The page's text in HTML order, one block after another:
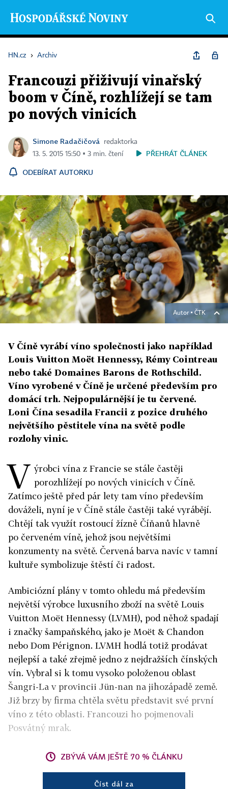
HN.cz › Archiv
Francouzi přiživují vinařský
boom v Číně, rozhlížejí se tam
po nových vinicích
Simone Radačičová
redaktorka
13. 5. 2015 15:50 ▪ 3 min. čtení
PŘEHRÁT ČLÁNEK
ODEBÍRAT AUTORKU
Autor ▪ČTK
V Číně vyrábí víno společnosti jako například
Louis Vuitton Moët Hennessy, Rémy Cointreau
nebo také Domaines Barons de Rothschild.
Víno vyrobené v Číně je určené především pro
domácí trh. Nejpopulárnější je tu červené.
Loni Čína sesadila Francii z pozice druhého
největšího pěstitele vína na světě podle
rozlohy vinic.
V ýrobci vína z Francie se stále častěji
porozhlížejí po nových vinicích v Číně.
Zatímco ještě před pár lety tam víno především
dováželi, nyní je v Číně stále častěji také vyrábějí.
Chtějí tak využít rostoucí žízně Číňanů hlavně
po červeném víně, jehož jsou největšími
konzumenty na světě. Červená barva navíc v tamní
kultuře symbolizuje štěstí či radost.
Ambiciózní plány v tomto ohledu má především
největší výrobce luxusního zboží na světě Louis
Vuitton Moët Hennessy (LVMH), pod něhož spadají
i značky šampaňského, jako je Moët & Chandon
nebo Dom Pérignon. LVMH hodlá totiž prodávat
nejlepší a také zřejmě jedno z nejdražších čínských
vín. Vybral si k tomu vysoko položenou oblast
Šangri-La v provincii Jün-nan na jihozápadě země.
Již brzy by firma chtěla světu představit své první
víno z této oblasti. Francouzi ho pojmenovali
Posvátný mrak.
ZBÝVÁ VÁM JEŠTĚ 70 % ČLÁNKU
Číst dál za